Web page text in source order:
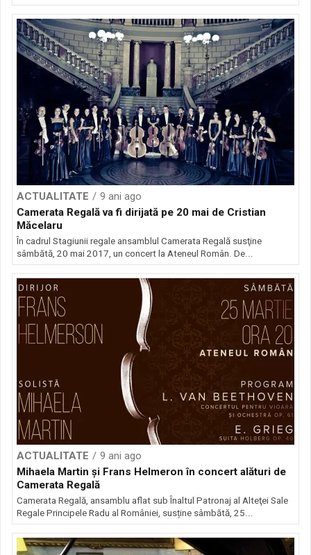
ACTUALITATE
9 ani ago
Camerata Regală va fi dirijată pe 20 mai de Cristian
Măcelaru
În cadrul Stagiunii regale ansamblul Camerata Regală susţine
sâmbătă, 20 mai 2017, un concert la Ateneul Român. De...
ACTUALITATE
9 ani ago
Mihaela Martin și Frans Helmeron în concert alături de
Camerata Regală
Camerata Regală, ansamblu aflat sub Înaltul Patronaj al Alteţei Sale
Regale Principele Radu al României, susține sâmbătă, 25...